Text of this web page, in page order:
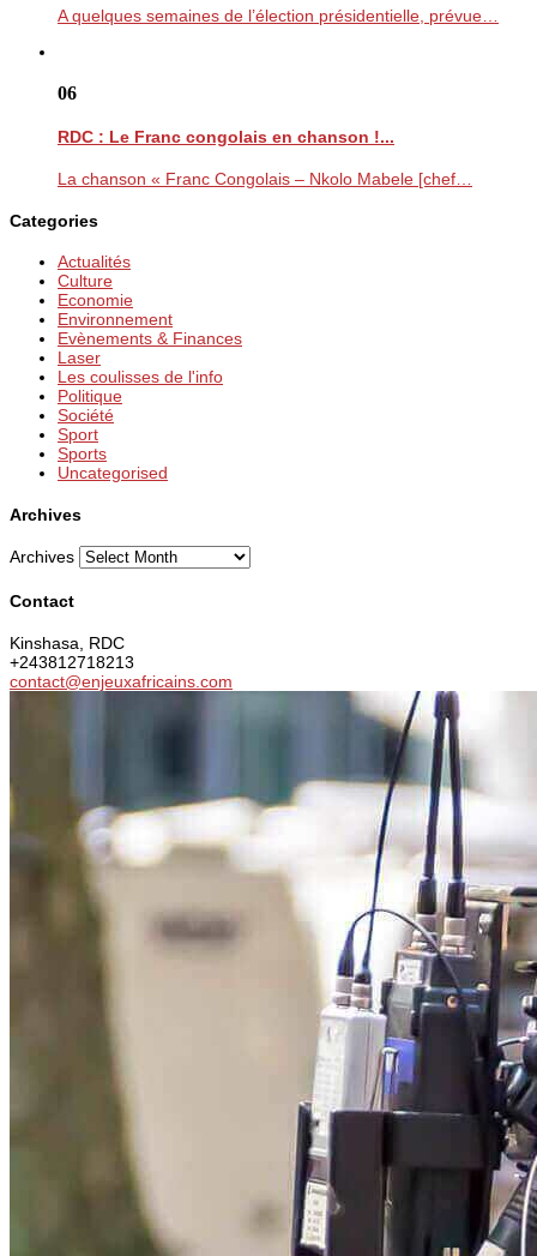
A quelques semaines de l’élection présidentielle, prévue…
06
RDC : Le Franc congolais en chanson !...
La chanson « Franc Congolais – Nkolo Mabele [chef…
Categories
Actualités
Culture
Economie
Environnement
Evènements & Finances
Laser
Les coulisses de l'info
Politique
Société
Sport
Sports
Uncategorised
Archives
Archives
Contact
Kinshasa, RDC
+243812718213
contact@enjeuxafricains.com